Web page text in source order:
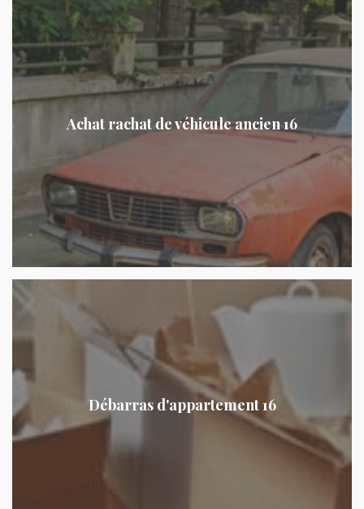
Achat rachat de véhicule ancien 16
Débarras d'appartement 16